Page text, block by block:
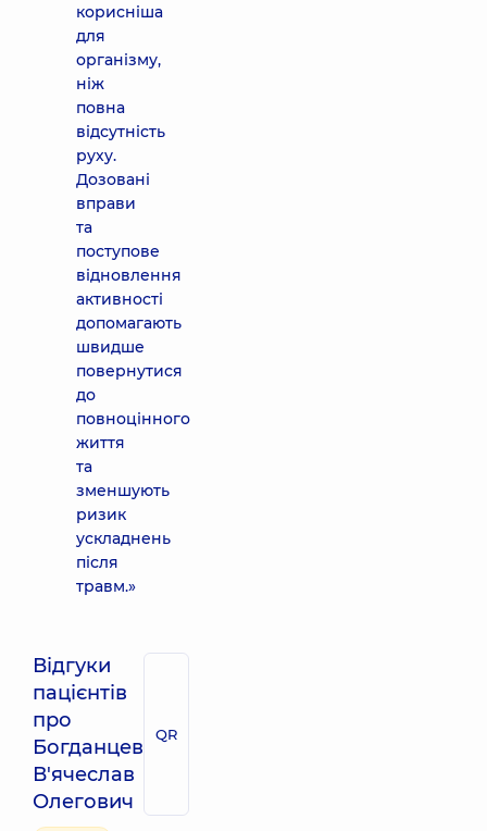
корисніша
для
організму,
ніж
повна
відсутність
руху.
Дозовані
вправи
та
поступове
відновлення
активності
допомагають
швидше
повернутися
до
повноцінного
життя
та
зменшують
ризик
ускладнень
після
травм.»
Відгуки
пацієнтів
про
Богданцев
В'ячеслав
Олегович
QR